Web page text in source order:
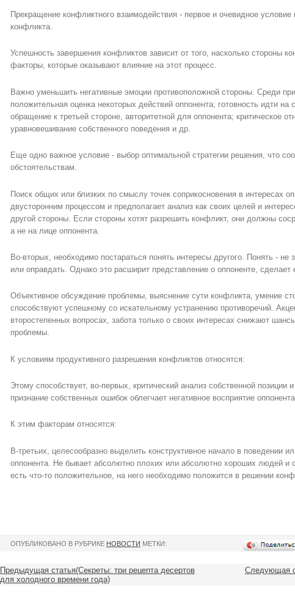
Прекращение конфликтного взаимодействия - первое и очевидное
конфликта.
Успешность завершения конфликтов зависит от того, насколько стороны
факторы, которые оказывают влияние на этот процесс.
Важно уменьшить негативные эмоции противоположной стороны. Среди
положительная оценка некоторых действий оппонента; готовность идти на
обращение к третьей стороне, авторитетной для оппонента; критическое
уравновешивание собственного поведения и др.
Еще одно важное условие - выбор оптимальной стратегии решения, что
обстоятельствам.
Поиск общих или близких по смыслу точек соприкосновения в интересах
двусторонним процессом и предполагает анализ как своих целей и
другой стороны. Если стороны хотят разрешить конфликт, они должны
а не на лице оппонента.
Во-вторых, необходимо постараться понять интересы другого. Понять - не
или оправдать. Однако это расширит представление о оппоненте, сделает
Объективное обсуждение проблемы, выяснение сути конфликта, умение
способствуют успешному со искательному устранению противоречий.
второстепенных вопросах, забота только о своих интересах снижают
проблемы.
К условиям продуктивного разрешения конфликтов относятся:
Этому способствует, во-первых, критический анализ собственной позиции
признание собственных ошибок облегчает негативное восприятие
К этим факторам относятся:
В-третьих, целесообразно выделить конструктивное начало в поведении
оппонента. Не бывает абсолютно плохих или абсолютно хороших людей и
есть что-то положительное, на него необходимо положится в решении
ОПУБЛИКОВАНО В РУБРИКЕ НОВОСТИ МЕТКИ:
Предыдущая статья(Секреты: три рецепта десертов
для холодного времени года)
Следующая